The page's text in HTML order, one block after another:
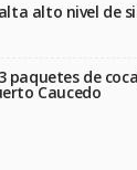
alto nivel de
paquetes de
Caucedo